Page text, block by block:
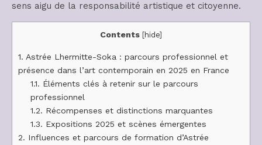
sens aigu de la responsabilité artistique et citoyenne.
Contents [hide]
1. Astrée Lhermitte-Soka : parcours professionnel et
présence dans l’art contemporain en 2025 en France
1.1. Éléments clés à retenir sur le parcours
professionnel
1.2. Récompenses et distinctions marquantes
1.3. Expositions 2025 et scènes émergentes
2. Influences et parcours de formation d’Astrée